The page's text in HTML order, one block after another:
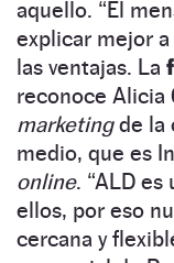
aquello. “El
explicar mejor
las ventajas. La
reconoce Alicia
marketingde la
medio, que es
online. “ALD
ellos, por eso
cercana y